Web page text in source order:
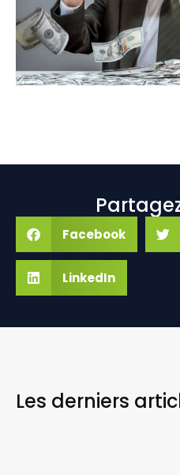
Facebook
LinkedIn
Les derniers